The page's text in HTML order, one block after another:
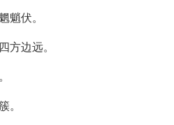
魈伏。
方边远。